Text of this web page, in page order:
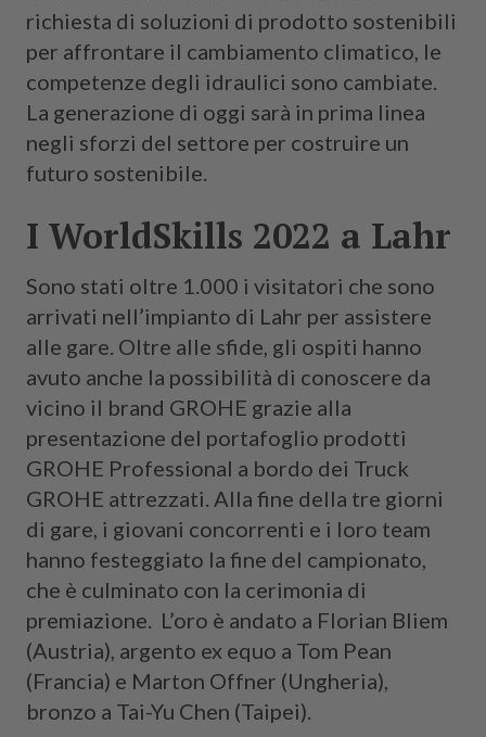
richiesta di soluzioni di prodotto sostenibili
per affrontare il cambiamento climatico, le
competenze degli idraulici sono cambiate.
La generazione di oggi sarà in prima linea
negli sforzi del settore per costruire un
futuro sostenibile.
I WorldSkills 2022 a Lahr
Sono stati oltre 1.000 i visitatori che sono
arrivati nell’impianto di Lahr per assistere
alle gare. Oltre alle sfide, gli ospiti hanno
avuto anche la possibilità di conoscere da
vicino il brand GROHE grazie alla
presentazione del portafoglio prodotti
GROHE Professional a bordo dei Truck
GROHE attrezzati. Alla fine della tre giorni
di gare, i giovani concorrenti e i loro team
hanno festeggiato la fine del campionato,
che è culminato con la cerimonia di
premiazione. L’oro è andato a Florian Bliem
(Austria), argento ex equo a Tom Pean
(Francia) e Marton Offner (Ungheria),
bronzo a Tai-Yu Chen (Taipei).